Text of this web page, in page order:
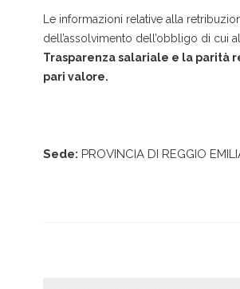
Le informazioni relative alla
dell’assolvimento dell’obbligo di cui
Trasparenza salariale e la parità
pari valore.
Sede: PROVINCIA DI REGGIO